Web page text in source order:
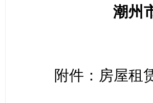
潮州
附件：房屋租